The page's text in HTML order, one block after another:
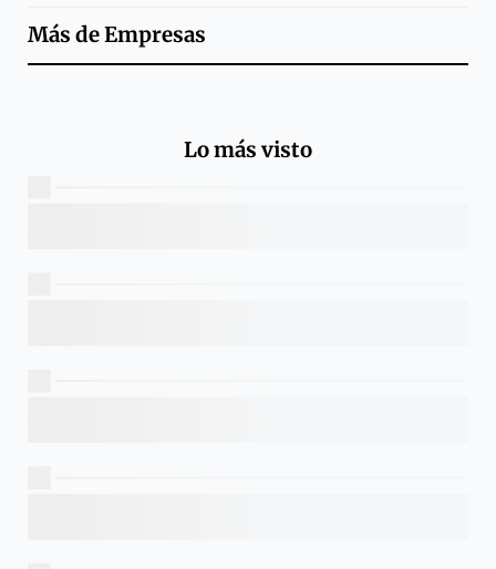
Más deEmpresas
Lo más visto